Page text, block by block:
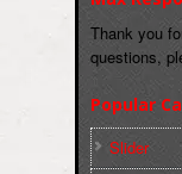
Thank you
questions,
Popular
Slider